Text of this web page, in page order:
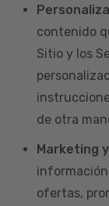
contenido
Sitio y los
de otra
Marketing
ofertas,